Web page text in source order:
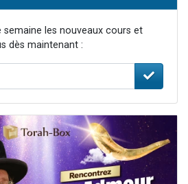
semaine les nouveaux cours et
dès maintenant :